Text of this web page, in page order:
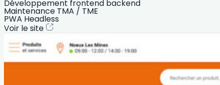
Développement frontend backend
Maintenance TMA / TME
PWA Headless
Voir le site